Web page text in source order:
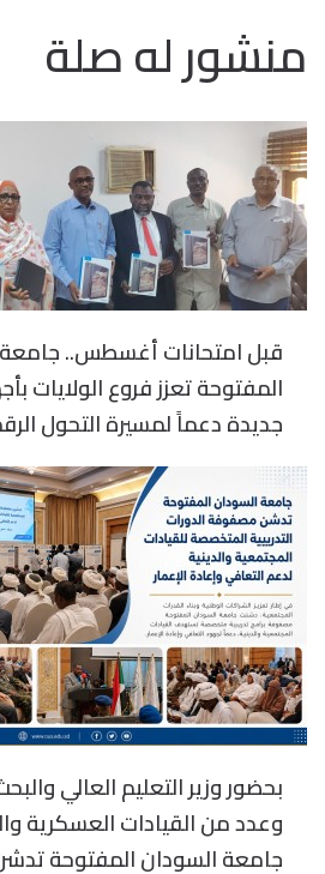
منشور له صلة
قبل امتحانات أغسطس..
المفتوحة تعزز فروع الولايات
جديدة دعماً لمسيرة التحول
بحضور وزير التعليم العالي
وعدد من القيادات العسكرية
جامعة السودان المفتوحة